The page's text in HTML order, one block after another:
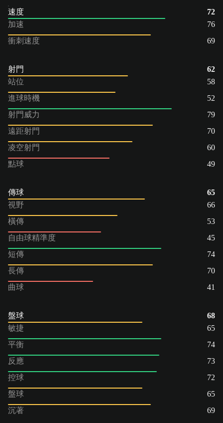
速度
72
加速
76
衝刺速度
69
射門
62
站位
58
進球時機
52
射門威力
79
遠距射門
70
凌空射門
60
點球
49
傳球
65
視野
66
橫傳
53
自由球精準度
45
短傳
74
長傳
70
曲球
41
盤球
68
敏捷
65
平衡
74
反應
73
控球
72
盤球
65
沉著
69